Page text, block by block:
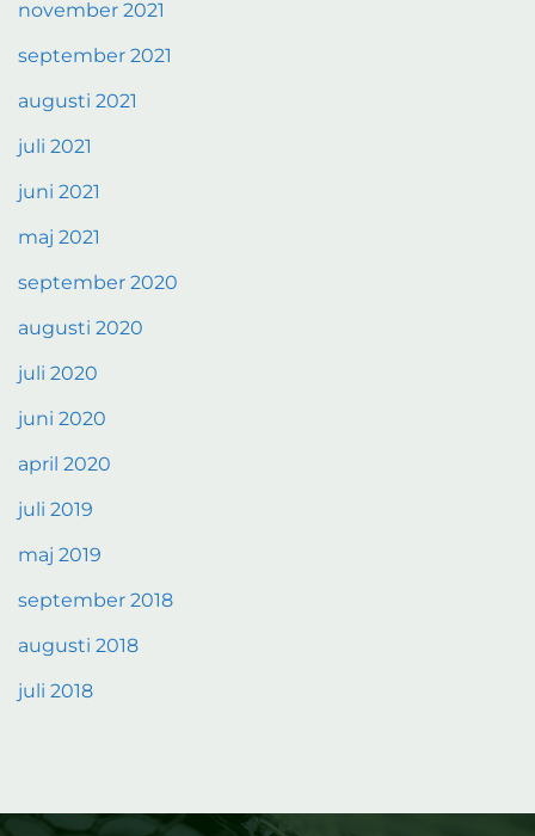
november 2021
september 2021
augusti 2021
juli 2021
juni 2021
maj 2021
september 2020
augusti 2020
juli 2020
juni 2020
april 2020
juli 2019
maj 2019
september 2018
augusti 2018
juli 2018